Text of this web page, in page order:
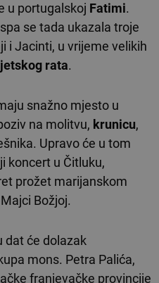
u portugalskoj Fatimi.
se tada ukazala troje
i Jacinti, u vrijeme velikih
rata.
snažno mjesto u
na molitvu, krunicu,
Upravo će u tom
koncert u Čitluku,
prožet marijanskom
Božjoj.
dat će dolazak
mons. Petra Palića,
franjevačke provincije